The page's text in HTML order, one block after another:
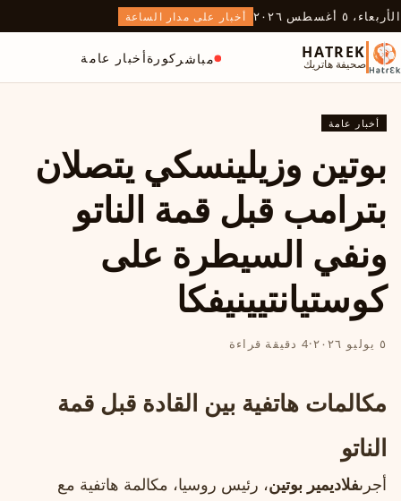
الأربعاء، ٥ أغسطس ٢٠٢٦ أخبار على مدار الساعة
HATREK
صحيفة هاتريك مباشر كورةأخبار عامة
أخبار عامة
بوتين وزيلينسكي يتصلان
بترامب قبل قمة الناتو
ونفي السيطرة على
كوستيانتيينيفكا
٥ يوليو ٢٠٢٦ ·4 دقيقة قراءة
مكالمات هاتفية بين القادة قبل قمة
الناتو
أجرىفلاديمير بوتين، رئيس روسيا، مكالمة هاتفية مع